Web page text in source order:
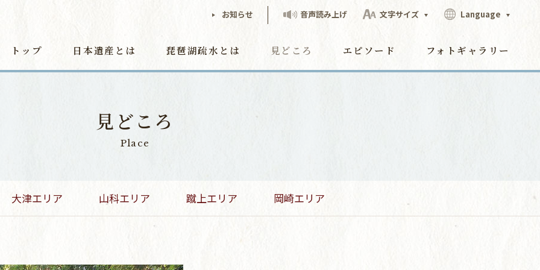
お知らせ 音声読み上げ 文字サイズ Language
トップ 日本遺産とは 琵琶湖疏水とは 見どころ エピソード フォトギャラリー
見どころ
Place
大津エリア 山科エリア 蹴上エリア 岡崎エリア